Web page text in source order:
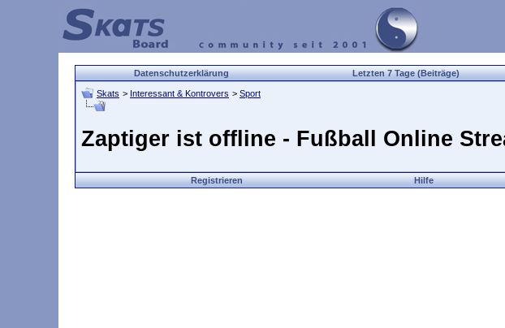
Datenschutzerklärung Letzten 7 Tage (Beiträge)
Skats > Interessant & Kontrovers > Sport
Zaptiger ist offline - Fußball Online
Registrieren Hilfe